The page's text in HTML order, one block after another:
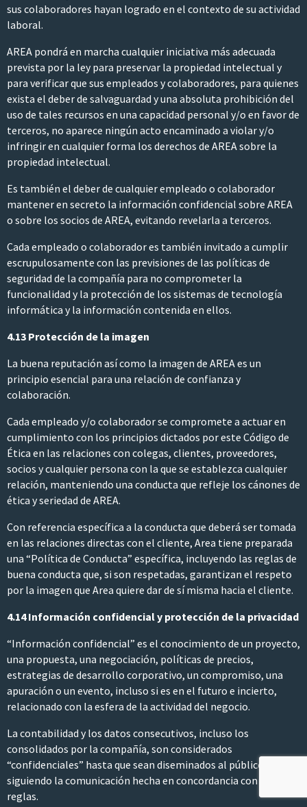
sus colaboradores hayan logrado en el contexto de su actividad
laboral.
AREA pondrá en marcha cualquier iniciativa más adecuada
prevista por la ley para preservar la propiedad intelectual y
para verificar que sus empleados y colaboradores, para quienes
exista el deber de salvaguardad y una absoluta prohibición del
uso de tales recursos en una capacidad personal y/o en favor de
terceros, no aparece ningún acto encaminado a violar y/o
infringir en cualquier forma los derechos de AREA sobre la
propiedad intelectual.
Es también el deber de cualquier empleado o colaborador
mantener en secreto la información confidencial sobre AREA
o sobre los socios de AREA, evitando revelarla a terceros.
Cada empleado o colaborador es también invitado a cumplir
escrupulosamente con las previsiones de las políticas de
seguridad de la compañía para no comprometer la
funcionalidad y la protección de los sistemas de tecnología
informática y la información contenida en ellos.
4.13 Protección de la imagen
La buena reputación así como la imagen de AREA es un
principio esencial para una relación de confianza y
colaboración.
Cada empleado y/o colaborador se compromete a actuar en
cumplimiento con los principios dictados por este Código de
Ética en las relaciones con colegas, clientes, proveedores,
socios y cualquier persona con la que se establezca cualquier
relación, manteniendo una conducta que refleje los cánones de
ética y seriedad de AREA.
Con referencia específica a la conducta que deberá ser tomada
en las relaciones directas con el cliente, Area tiene preparada
una “Política de Conducta” específica, incluyendo las reglas de
buena conducta que, si son respetadas, garantizan el respeto
por la imagen que Area quiere dar de sí misma hacia el cliente.
4.14 Información confidencial y protección de la privacidad
“Información confidencial” es el conocimiento de un proyecto,
una propuesta, una negociación, políticas de precios,
estrategias de desarrollo corporativo, un compromiso, una
apuración o un evento, incluso si es en el futuro e incierto,
relacionado con la esfera de la actividad del negocio.
La contabilidad y los datos consecutivos, incluso los
consolidados por la compañía, son considerados
“confidenciales” hasta que sean diseminados al público,
siguiendo la comunicación hecha en concordancia con las
reglas.